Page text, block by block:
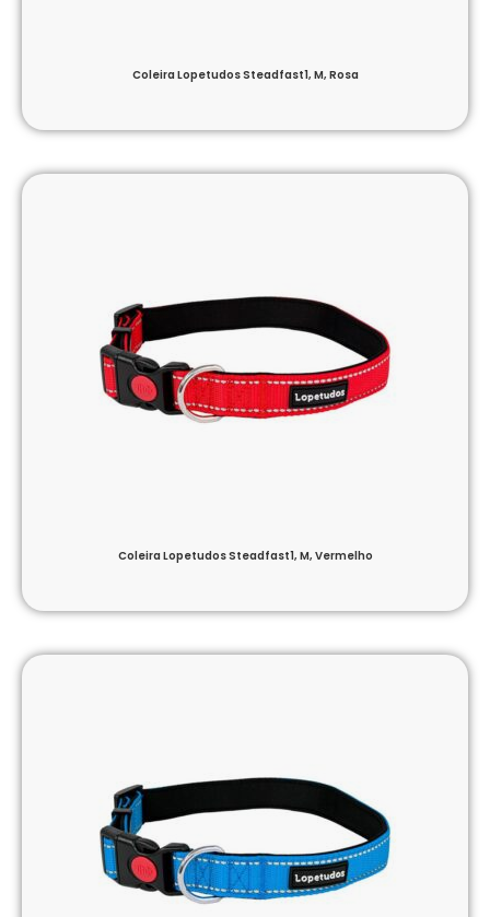
Coleira Lopetudos Steadfast1, M, Rosa
Coleira Lopetudos Steadfast1, M, Vermelho